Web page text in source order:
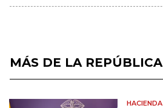
MÁS DE LA REPÚBLICA
HACIENDA